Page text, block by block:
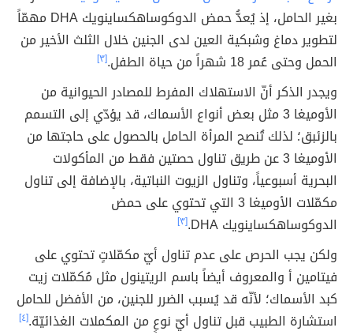
بغير الحامل، إذ يُعدُّ حمض الدوكوساهكساينويك DHA مهمّاً
لتطوير دماغ وشبكية العين لدى الجنين خلال الثلث الأخير من
الحمل وحتى عُمر 18 شهراً من حياة الطفل.
[٣]
ويجدر الذكر أنّ الاستهلاك المفرط للمصادر الحيوانية من
الأوميغا 3 مثل بعض أنواع الأسماك، قد يؤدّي إلى التسمم
بالزئبق؛ لذلك تُنصح المرأة الحامل بالحصول على حاجتها من
الأوميغا 3 عن طريق تناول حصتين فقط من المأكولات
البحرية أسبوعياً، وتناول الزيوت النباتية، بالإضافة إلى تناول
مكمّلات الأوميغا 3 التي تحتوي على حمض
الدوكوساهكساينويك DHA.
[٣]
ولكن يجب الحرص على عدم تناول أيّ مكمّلاتٍ تحتوي على
فيتامين أ والمعروف أيضاً باسم الريتينول مثل مُكمّلات زيت
كبد الأسماك؛ لأنّه قد يُسبب الضرر للجنين، من الأفضل للحامل
استشارة الطبيب قبل تناول أيّ نوعٍ من المكملات الغذائيّة.[٤]